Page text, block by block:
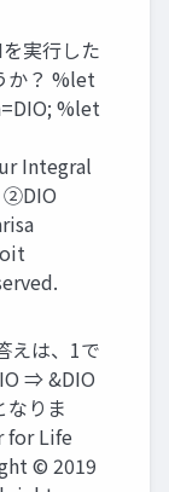
実行した
か？ %let
%let
Integral
②DIO
えは、1で
⇒ &DIO
なりま
for Life
© 2019